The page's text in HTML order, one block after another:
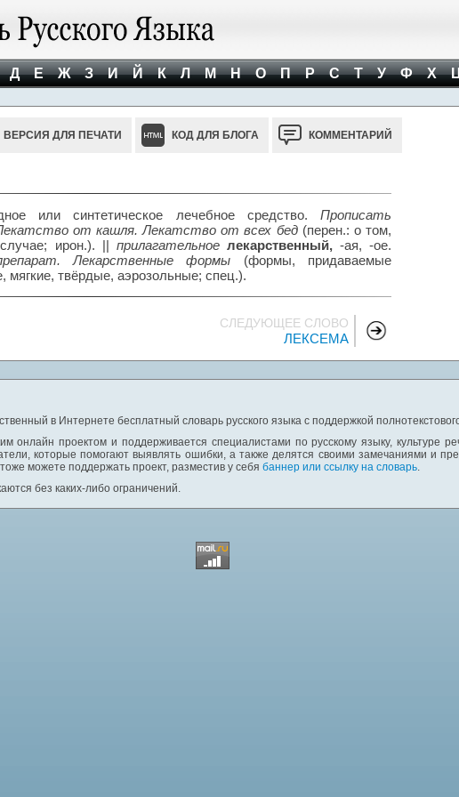
Д Е Ж З И Й К Л М Н О П Р С Т У Ф Х
ВЕРСИЯ ДЛЯ ПЕЧАТИ КОД ДЛЯ БЛОГА КОММЕНТАРИЙ
или синтетическое лечебное средство. Прописать
от кашля. Лекатство от всех бед (перен.: о том,
ирон.). || прилагательноелекарственный,-ая, -ое.
Лекарственные формы (формы, придаваемые
мягкие, твёрдые, аэрозольные; спец.).
СЛЕДУЮЩЕЕ СЛОВО
ЛЕКСЕМА
в Интернете бесплатный словарь русского языка с поддержкой
онлайн проектом и поддерживается специалистами по русскому языку, культуре
которые помогают выявлять ошибки, а также делятся своими замечаниями и
можете поддержать проект, разместив у себя баннер или ссылку на словарь.
без каких-либо ограничений.